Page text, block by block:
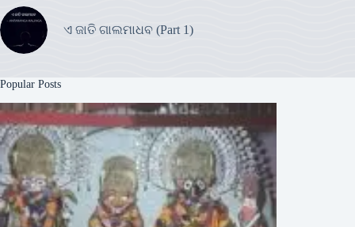
ଏ ଜାତି ଗାଲମାଧବ (Part 1)
Popular Posts